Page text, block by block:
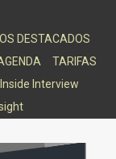
DESTACADOS
TARIFAS
Inside Interview